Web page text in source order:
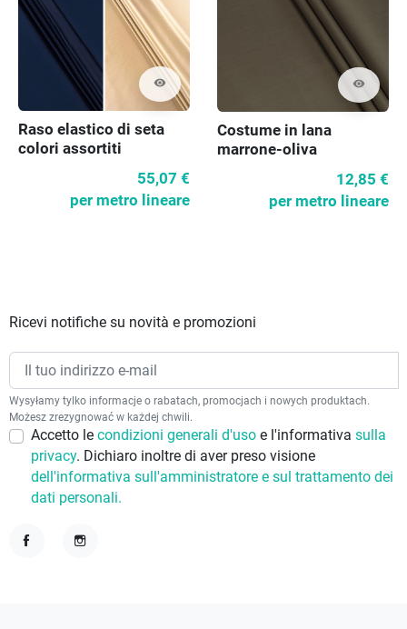
visibility
Raso elastico di seta
colori assortiti
55,07 €
per metro lineare
visibility
Costume in lana
marrone-oliva
12,85 €
per metro lineare
Ricevi notifiche su novità e promozioni
Wysyłamy tylko informacje o rabatach, promocjach i nowych produktach.
Możesz zrezygnować w każdej chwili.
Accetto le condizioni generali d'uso e l'informativa sulla
privacy. Dichiaro inoltre di aver preso visione
dell'informativa sull'amministratore e sul trattamento dei
dati personali.